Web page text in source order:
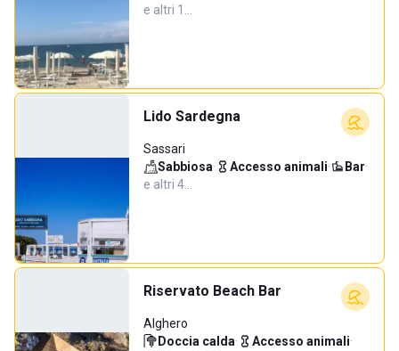
e altri 1…
Lido Sardegna
Sassari
Sabbiosa· Accesso animali· Bar·
e altri 4…
Riservato Beach Bar
Alghero
Doccia calda· Accesso animali·